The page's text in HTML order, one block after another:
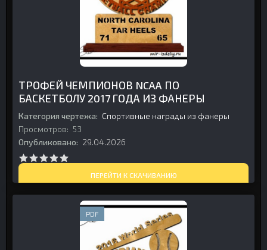
ТРОФЕЙ ЧЕМПИОНОВ NCAA ПО
БАСКЕТБОЛУ 2017 ГОДА ИЗ ФАНЕРЫ
Категория чертежа: Спортивные награды из фанеры
Просмотров: 53
Опубликовано: 29.04.2026
ПЕРЕЙТИ К СКАЧИВАНИЮ
PDF